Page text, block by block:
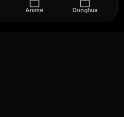
Anime Donghua